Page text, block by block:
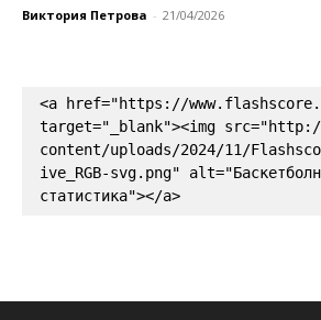
Виктория Петрова - 21/04/2026
<a href="https://
target="_blank"><img
content/uploads/2024/11/
ive_RGB-svg.png"
статистика"></a>